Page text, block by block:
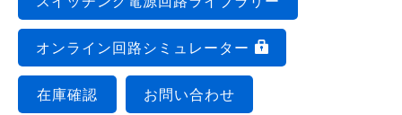
オンライン回路シミュレーター
在庫確認 お問い合わせ